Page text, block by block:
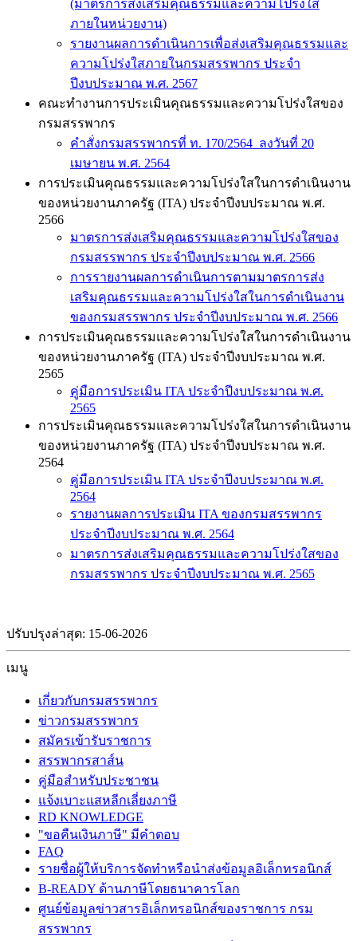
(มาตรการส่งเสริมคุณธรรมและความโปร่งใส
ภายในหน่วยงาน)
รายงานผลการดําเนินการเพื่อส่งเสริมคุณธรรมและ
ความโปร่งใสภายในกรมสรรพากร ประจํา
ปีงบประมาณ พ.ศ. 2567
คณะทำงานการประเมินคุณธรรมและความโปร่งใสของ
กรมสรรพากร
คำสั่งกรมสรรพากรที่ ท. 170/2564 ลงวันที่ 20
เมษายน พ.ศ. 2564
การประเมินคุณธรรมและความโปร่งใสในการดำเนินงาน
ของหน่วยงานภาครัฐ (ITA) ประจำปีงบประมาณ พ.ศ.
2566
มาตรการส่งเสริมคุณธรรมและความโปร่งใสของ
กรมสรรพากร ประจำปีงบประมาณ พ.ศ. 2566
การรายงานผลการดำเนินการตามมาตรการส่ง
เสริมคุณธรรมและความโปร่งใสในการดำเนินงาน
ของกรมสรรพากร ประจำปีงบประมาณ พ.ศ. 2566
การประเมินคุณธรรมและความโปร่งใสในการดำเนินงาน
ของหน่วยงานภาครัฐ (ITA) ประจำปีงบประมาณ พ.ศ.
2565
คู่มือการประเมิน ITA ประจำปีงบประมาณ พ.ศ.
2565
การประเมินคุณธรรมและความโปร่งใสในการดำเนินงาน
ของหน่วยงานภาครัฐ (ITA) ประจำปีงบประมาณ พ.ศ.
2564
คู่มือการประเมิน ITA ประจำปีงบประมาณ พ.ศ.
2564
รายงานผลการประเมิน ITA ของกรมสรรพากร
ประจำปีงบประมาณ พ.ศ. 2564
มาตรการส่งเสริมคุณธรรมและความโปร่งใสของ
กรมสรรพากร ประจำปีงบประมาณ พ.ศ. 2565
ปรับปรุงล่าสุด: 15-06-2026
เมนู
เกี่ยวกับกรมสรรพากร
ข่าวกรมสรรพากร
สมัครเข้ารับราชการ
สรรพากรสาส์น
คู่มือสำหรับประชาชน
แจ้งเบาะแสหลีกเลี่ยงภาษี
RD KNOWLEDGE
"ขอคืนเงินภาษี" มีคำตอบ
FAQ
รายชื่อผู้ให้บริการจัดทำหรือนำส่งข้อมูลอิเล็กทรอนิกส์
B-READY ด้านภาษีโดยธนาคารโลก
ศูนย์ข้อมูลข่าวสารอิเล็กทรอนิกส์ของราชการ กรม
สรรพากร